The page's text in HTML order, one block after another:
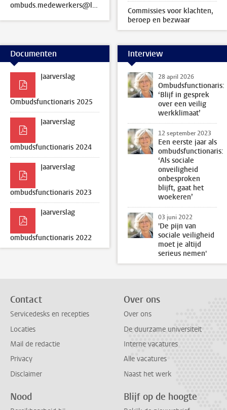
ombuds.medewerkers@leidenuniv.nl
Commissies voor klachten,
beroep en bezwaar
Documenten
Jaarverslag
Ombudsfunctionaris 2025
Jaarverslag
ombudsfunctionaris 2024
Jaarverslag
ombudsfunctionaris 2023
Jaarverslag
ombudsfunctionaris 2022
Interview
28 april 2026
Ombudsfunctionaris:
‘Blijf in gesprek
over een veilig
werkklimaat’
12 september 2023
Een eerste jaar als
ombudsfunctionaris:
‘Als sociale
onveiligheid
onbesproken
blijft, gaat het
woekeren’
03 juni 2022
'De pijn van
sociale veiligheid
moet je altijd
serieus nemen'
Contact
Servicedesks en recepties
Locaties
Mail de redactie
Privacy
Disclaimer
Over ons
Over ons
De duurzame universiteit
Interne vacatures
Alle vacatures
Naast het werk
Nood Blijf op de hoogte